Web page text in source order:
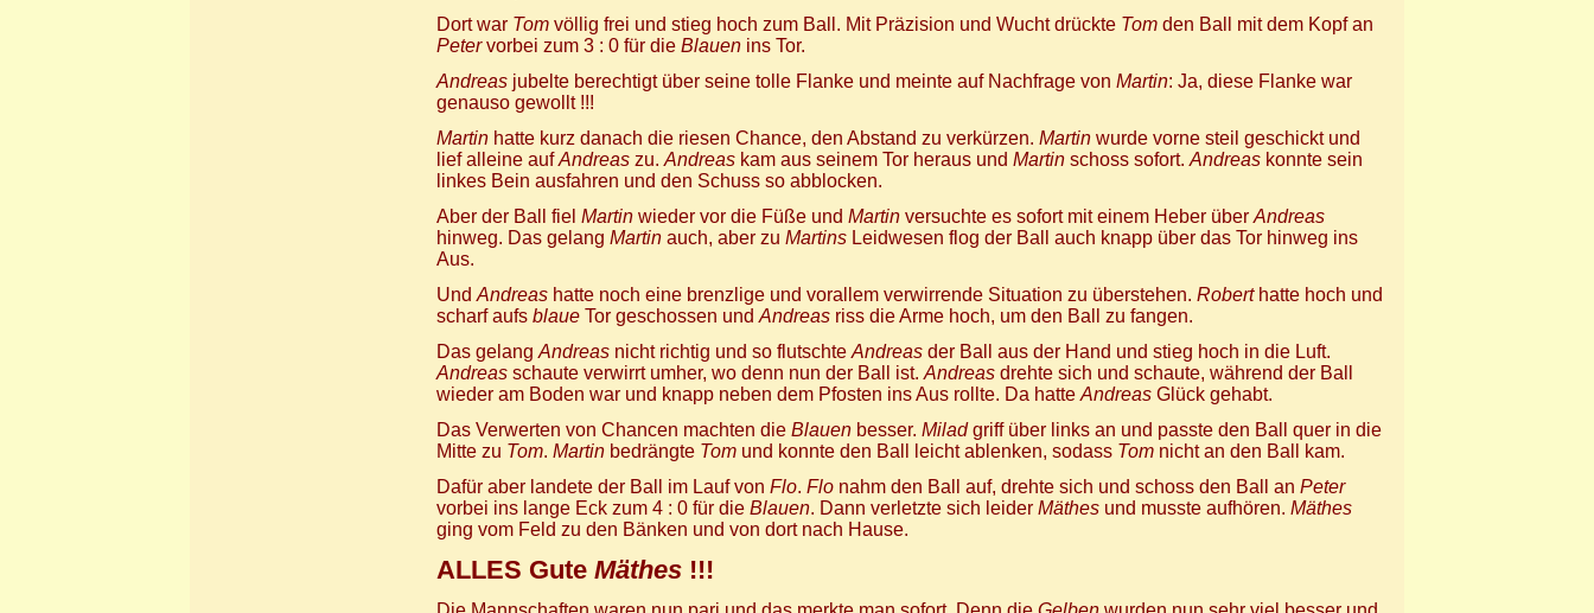
Dort war Tom völlig frei und stieg hoch zum Ball. Mit Präzision und Wucht drückte Tom den Ball mit dem Kopf an
Petervorbei zum 3 : 0 für die Blauen ins Tor.
Andreas jubelte berechtigt über seine tolle Flanke und meinte auf Nachfrage von Martin: Ja, diese Flanke war
genauso gewollt !!!
Martin hatte kurz danach die riesen Chance, den Abstand zu verkürzen. Martin wurde vorne steil geschickt und
lief alleine aufAndreas zu. Andreas kam aus seinem Tor heraus und Martin schoss sofort. Andreas konnte sein
linkes Bein ausfahren und den Schuss so abblocken.
Aber der Ball fiel Martin wieder vor die Füße und Martin versuchte es sofort mit einem Heber über Andreas
hinweg. Das gelang Martin auch, aber zu Martins Leidwesen flog der Ball auch knapp über das Tor hinweg ins
Aus.
Und Andreas hatte noch eine brenzlige und vorallem verwirrende Situation zu überstehen. Roberthatte hoch und
scharf aufs blaue Tor geschossen und Andreas riss die Arme hoch, um den Ball zu fangen.
Das gelang Andreas nicht richtig und so flutschte Andreas der Ball aus der Hand und stieg hoch in die Luft.
Andreas schaute verwirrt umher, wo denn nun der Ball ist. Andreas drehte sich und schaute, während der Ball
wieder am Boden war und knapp neben dem Pfosten ins Aus rollte. Da hatte Andreas Glück gehabt.
Das Verwerten von Chancen machten die Blauen besser. Miladgriff über links an und passte den Ball quer in die
Mitte zu Tom. Martin bedrängte Tom und konnte den Ball leicht ablenken, sodass Tom nicht an den Ball kam.
Dafür aber landete der Ball im Lauf von Flo. Flo nahm den Ball auf, drehte sich und schoss den Ball an Peter
vorbei ins lange Eck zum 4 : 0 für die Blauen. Dann verletzte sich leider Mäthes und musste aufhören. Mäthes
ging vom Feld zu den Bänken und von dort nach Hause.
ALLES Gute Mäthes !!!